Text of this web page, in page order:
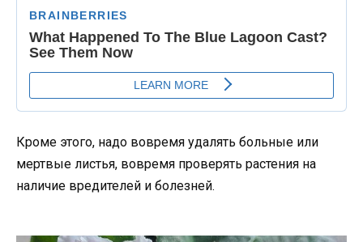
Кроме этого, надо вовремя удалять больные или
мертвые листья, вовремя проверять растения на
наличие вредителей и болезней.